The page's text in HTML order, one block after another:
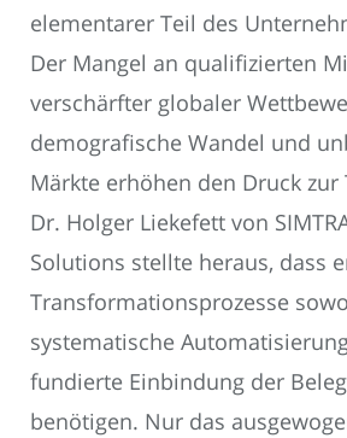
elementarer Teil des
Der Mangel an qualifizierten
verschärfter globaler
demografische Wandel und
Märkte erhöhen den Druck
Dr. Holger Liekefett von
Solutions stellte heraus, dass
Transformationsprozesse
systematische
fundierte Einbindung der
benötigen. Nur das